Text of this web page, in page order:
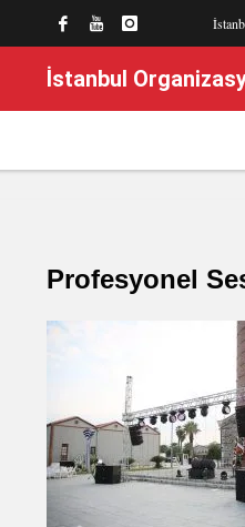
İstanbul
Profesyonel